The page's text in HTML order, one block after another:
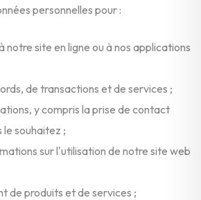
personnelles pour :
notre site en ligne ou à nos applications
de transactions et de services ;
y compris la prise de contact
le souhaitez ;
sur l'utilisation de notre site web
de produits et de services ;